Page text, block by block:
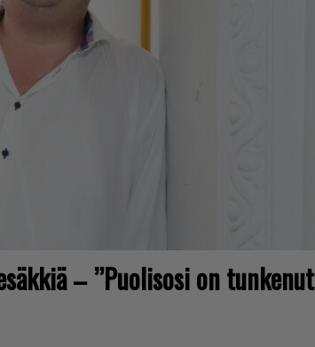
– ”Puolisosi on tunkenut